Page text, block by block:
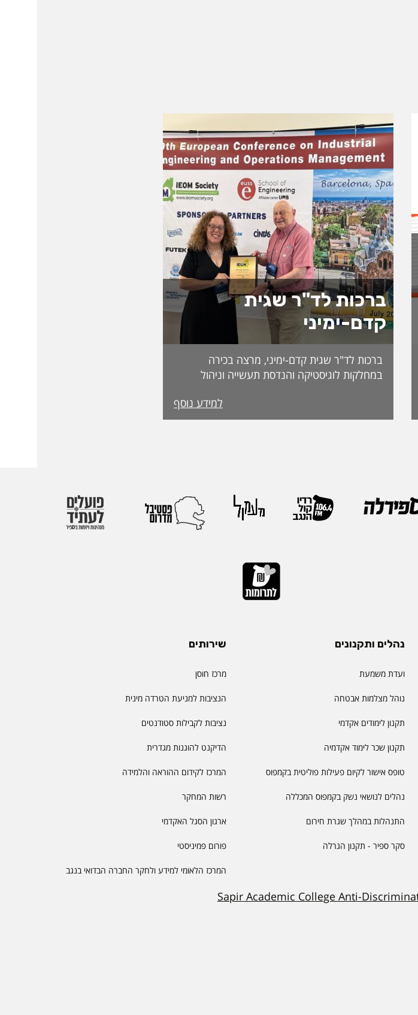
ברכות לד"ר שגית
קדם-ימיני
ברכות לד"ר שגית קדם-ימיני, מרצה בכירה
במחלקות לוגיסטיקה והנדסת תעשייה וניהול
מטעם האגודה הבינלאומית IEOM Society
International. מההוקרות הגבוהות ביותר
IEOM היא אחת האגודות הבינלאומיות הגדולות
בתחומי הנדסת התעשייה והניהול.
למידע נוסף
נהלים ותקנונים
ועדת משמעת
נוהל מצלמות אבטחה
תקנון לימודים אקדמי
תקנון שכר לימוד אקדמיה
טופס אישור לקיום פעילות פוליטית בקמפוס
נהלים לנושאי נשק בקמפוס המכללה
התנהלות במהלך שגרת חירום
סקר ספיר - תקנון הגרלה
שירותים
מרכז חוסן
הנציבות למניעת הטרדה מינית
נציבות לקבילות סטודנטים
הדיקנט להוגנות מגדרית
המרכז לקידום ההוראה והלמידה
רשות המחקר
ארגון הסגל האקדמי
פורום פמיניסטי
המרכז הלאומי למידע ולחקר החברה הבדואי בנגב
Sapir Academic College Anti-